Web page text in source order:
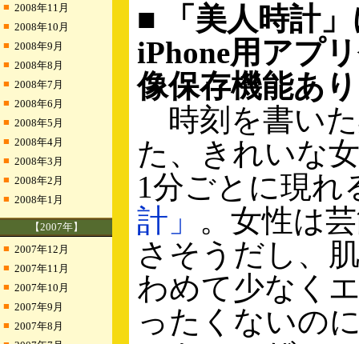
■ 2008年11月
■ 2008年10月
■ 2008年9月
■ 2008年8月
■ 2008年7月
■ 2008年6月
■ 2008年5月
■ 2008年4月
■ 2008年3月
■ 2008年2月
■ 2008年1月
【2007年】
■ 2007年12月
■ 2007年11月
■ 2007年10月
■ 2007年9月
■ 2007年8月
■ 「美人時計
iPhone用アプ
像保存機能あり
時刻を書い
た、きれいな
1分ごとに現れ
計」 。女性は
さそうだし、
わめて少なく
ったくないの